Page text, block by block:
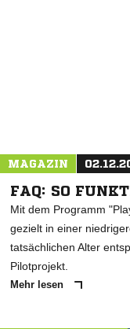
MAGAZIN
FAQ: SO
Mit dem Programm
gezielt in einer
tatsächlichen Alter
Pilotprojekt.
Mehr lesen